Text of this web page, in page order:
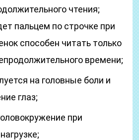
чтения;
пальцем по строчке при
способен читать только
времени;
на головные боли и
глаз;
при